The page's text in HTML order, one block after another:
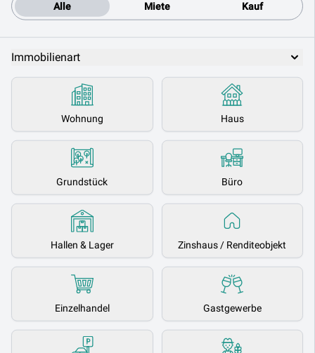
Alle Miete Kauf
Immobilienart
Wohnung Haus
Grundstück Büro
Hallen & Lager Zinshaus / Renditeobjekt
Einzelhandel Gastgewerbe